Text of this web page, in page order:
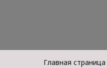
Главная страница